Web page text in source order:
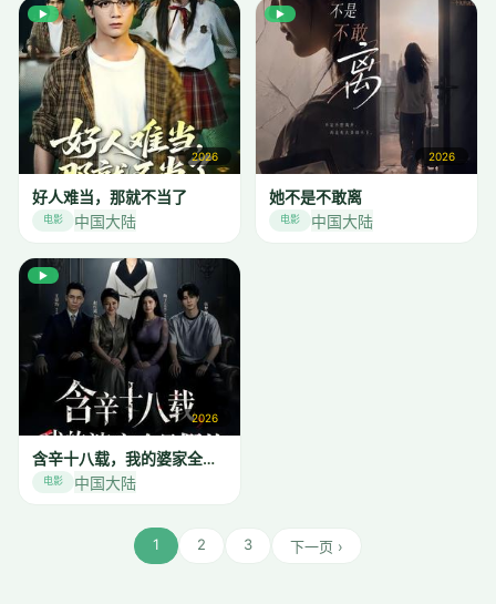
2026
▶
好人难当，那就不当了
电影 中国大陆
2026
▶
她不是不敢离
电影 中国大陆
2026
▶
含辛十八载，我的婆家全是假的
电影 中国大陆
1 2 3 下一页 ›